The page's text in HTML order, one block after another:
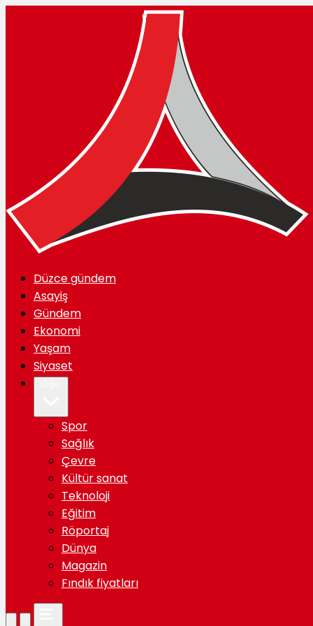
Düzce gündem
Asayiş
Gündem
Ekonomi
Yaşam
Siyaset
Spor
Sağlık
Çevre
Kültür sanat
Teknoloji
Eğitim
Röportaj
Dünya
Magazin
Fındık fiyatları